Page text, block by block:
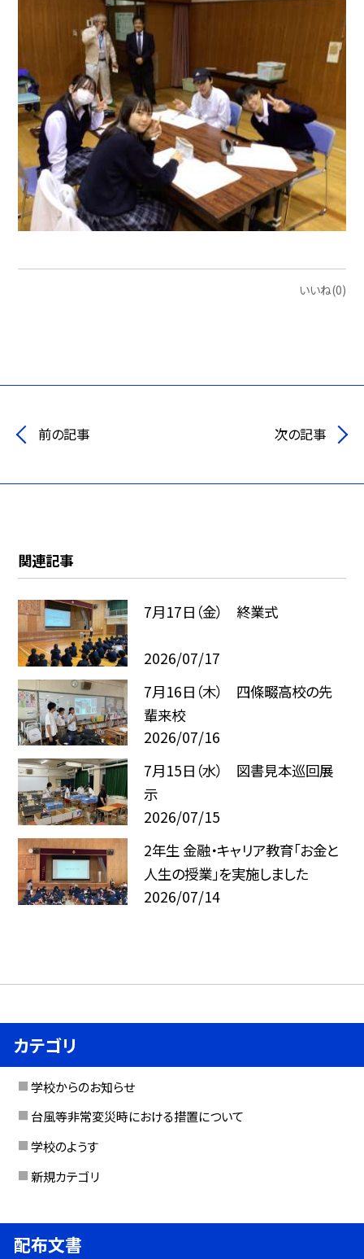
いいね(0)
前の記事 次の記事
関連記事
7月17日（金） 終業式
2026/07/17
7月16日（木） 四條畷高校の先
輩来校
2026/07/16
7月15日（水） 図書見本巡回展
示
2026/07/15
2年生 金融・キャリア教育「お金と
人生の授業」を実施しました
2026/07/14
カテゴリ
学校からのお知らせ
台風等非常変災時における措置について
学校のようす
新規カテゴリ
配布文書